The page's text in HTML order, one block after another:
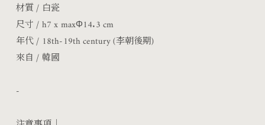
材質 / 白瓷
尺寸 /h7 x maxΦ14.3 cm
年代 / 18th-19th century(李朝後期)
來自 / 韓國
-